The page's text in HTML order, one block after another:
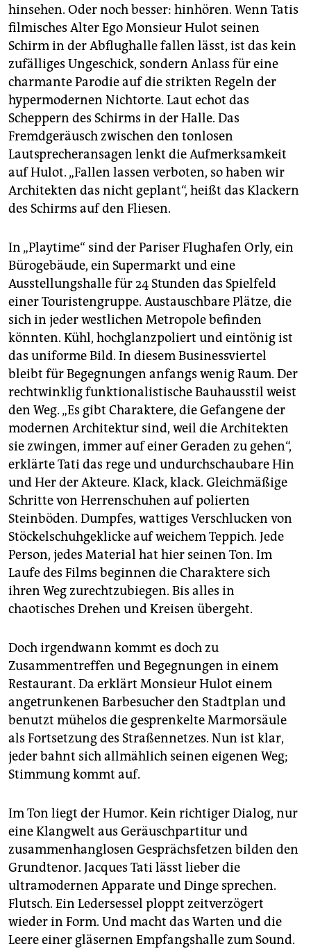
hinsehen. Oder noch besser: hinhören. Wenn Tatis
filmisches Alter Ego Monsieur Hulot seinen
Schirm in der Abflughalle fallen lässt, ist das kein
zufälliges Ungeschick, sondern Anlass für eine
charmante Parodie auf die strikten Regeln der
hypermodernen Nichtorte. Laut echot das
Scheppern des Schirms in der Halle. Das
Fremdgeräusch zwischen den tonlosen
Lautsprecheransagen lenkt die Aufmerksamkeit
auf Hulot. „Fallen lassen verboten, so haben wir
Architekten das nicht geplant“, heißt das Klackern
des Schirms auf den Fliesen.
In „Playtime“ sind der Pariser Flughafen Orly, ein
Bürogebäude, ein Supermarkt und eine
Ausstellungshalle für 24 Stunden das Spielfeld
einer Touristengruppe. Austauschbare Plätze, die
sich in jeder westlichen Metropole befinden
könnten. Kühl, hochglanzpoliert und eintönig ist
das uniforme Bild. In diesem Businessviertel
bleibt für Begegnungen anfangs wenig Raum. Der
rechtwinklig funktionalistische Bauhausstil weist
den Weg. „Es gibt Charaktere, die Gefangene der
modernen Architektur sind, weil die Architekten
sie zwingen, immer auf einer Geraden zu gehen“,
erklärte Tati das rege und undurchschaubare Hin
und Her der Akteure. Klack, klack. Gleichmäßige
Schritte von Herrenschuhen auf polierten
Steinböden. Dumpfes, wattiges Verschlucken von
Stöckelschuhgeklicke auf weichem Teppich. Jede
Person, jedes Material hat hier seinen Ton. Im
Laufe des Films beginnen die Charaktere sich
ihren Weg zurechtzubiegen. Bis alles in
chaotisches Drehen und Kreisen übergeht.
Doch irgendwann kommt es doch zu
Zusammentreffen und Begegnungen in einem
Restaurant. Da erklärt Monsieur Hulot einem
angetrunkenen Barbesucher den Stadtplan und
benutzt mühelos die gesprenkelte Marmorsäule
als Fortsetzung des Straßennetzes. Nun ist klar,
jeder bahnt sich allmählich seinen eigenen Weg;
Stimmung kommt auf.
Im Ton liegt der Humor. Kein richtiger Dialog, nur
eine Klangwelt aus Geräuschpartitur und
zusammenhanglosen Gesprächsfetzen bilden den
Grundtenor. Jacques Tati lässt lieber die
ultramodernen Apparate und Dinge sprechen.
Flutsch. Ein Ledersessel ploppt zeitverzögert
wieder in Form. Und macht das Warten und die
Leere einer gläsernen Empfangshalle zum Sound.